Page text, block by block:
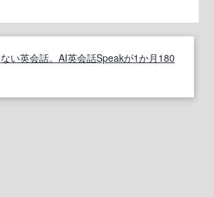
い英会話。AI英会話Speakが1か月180